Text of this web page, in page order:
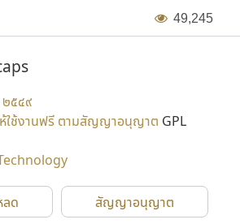
49,245
ต์เหล่านี้ถูกสร้างขึ้นในแบบ Bitmap ฟอนต์
Font ในภายหลัง (Adobe Type 1
ลาต่อมา) โดยเริ่มขึ้นในปี พ.ศ. ๒๕๓๖ ต่อมา
ต์ใหม่อีกครั้งในปี พ.ศ. ๒๕๔๔ โดย P-
ต์เริ่มทำภาษาไทยใน Windows ใช้เอง
๕๔๙
ใช้งานฟรี ตามสัญญาอนุญาต GPL
ลด สัญญาอนุญาต